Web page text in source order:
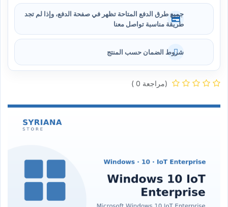
جميع طرق الدفع المتاحة تظهر في صفحة الدفع، وإذا لم تجد
طريقة مناسبة تواصل معنا
شروط الضمان حسب المنتج
(مراجعة 0 )